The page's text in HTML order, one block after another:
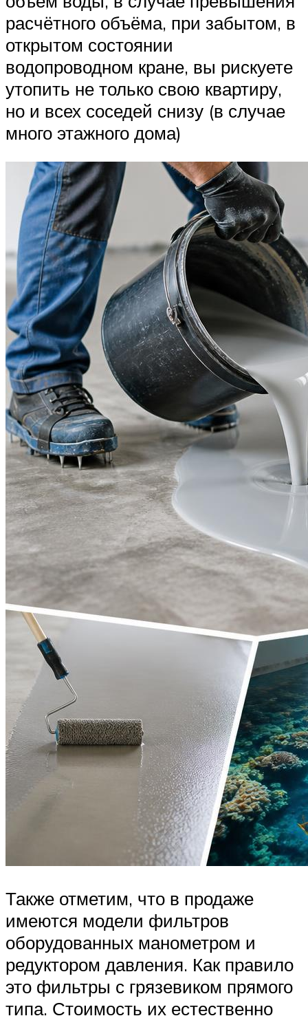
расчётного объёма, при забытом, в
открытом состоянии
водопроводном кране, вы рискуете
утопить не только свою квартиру,
но и всех соседей снизу (в случае
много этажного дома)
Также отметим, что в продаже
имеются модели фильтров
оборудованных манометром и
редуктором давления. Как правило
это фильтры с грязевиком прямого
типа. Стоимость их естественно